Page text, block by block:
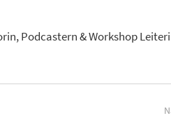
Podcastern & Workshop